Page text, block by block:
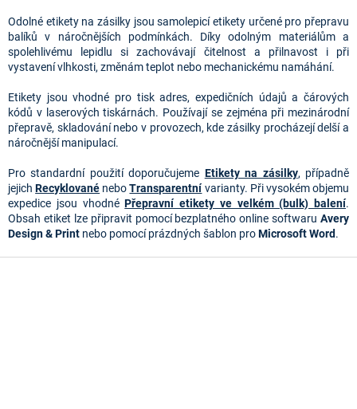
l
á
d
a
í
p
r
y
v
ý
p
i
u
Odolné etikety na zásilky jsou samolepicí etikety určené pro přepravu
balíků v náročnějších podmínkách. Díky odolným materiálům a
spolehlivému lepidlu si zachovávají čitelnost a přilnavost i při
vystavení vlhkosti, změnám teplot nebo mechanickému namáhání.
Etikety jsou vhodné pro tisk adres, expedičních údajů a čárových
kódů v laserových tiskárnách. Používají se zejména při mezinárodní
přepravě, skladování nebo v provozech, kde zásilky procházejí delší a
náročnější manipulací.
Pro standardní použití doporučujeme Etikety na zásilky, případně
jejichRecyklované neboTransparentnívarianty. Při vysokém objemu
expedice jsou vhodnéPřepravní etikety ve velkém (bulk) balení.
Obsah etiket lze připravit pomocí bezplatného online softwaru Avery
Design & Print nebo pomocí prázdných šablon proMicrosoft Word.